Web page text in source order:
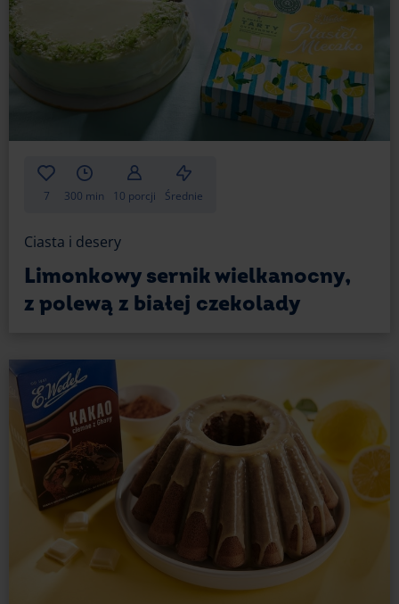
7 300 min 10 porcji Średnie
Ciasta i desery
Limonkowy sernik wielkanocny,
z polewą z białej czekolady